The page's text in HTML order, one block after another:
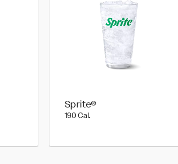
Sprite®
190 Cal.